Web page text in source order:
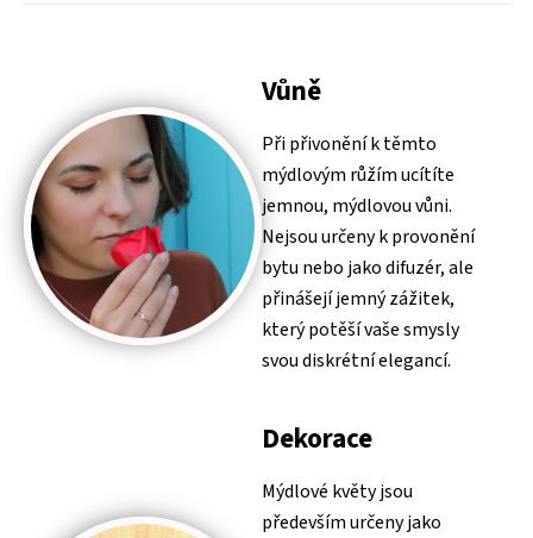
Vůně
Při přivonění k těmto
mýdlovým růžím ucítíte
jemnou, mýdlovou vůni.
Nejsou určeny k provonění
bytu nebo jako difuzér, ale
přinášejí jemný zážitek,
který potěší vaše smysly
svou diskrétní elegancí.
Dekorace
Mýdlové květy jsou
především určeny jako